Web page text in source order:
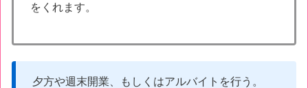
をくれます。
夕方や週末開業、もしくはアルバイトを行う。